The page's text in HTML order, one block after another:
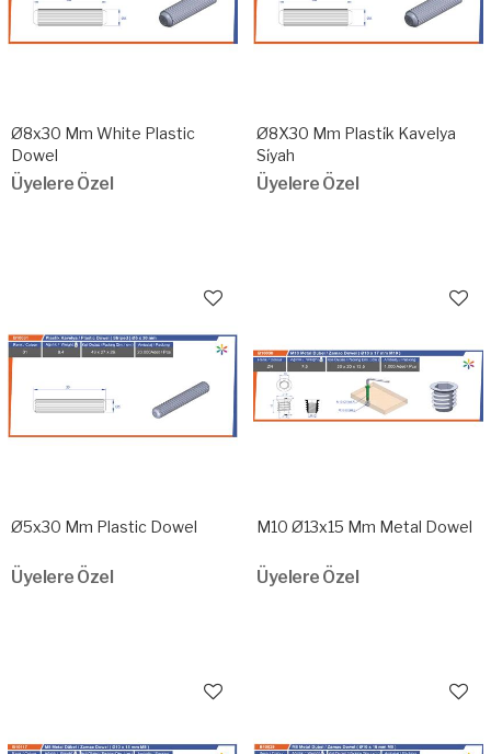
Ø8x30 Mm White Plastic
Dowel
Üyelere Özel
Ø8X30 Mm Plasti̇k Kavelya
Si̇yah
Üyelere Özel
Ø5x30 Mm Plastic Dowel
Üyelere Özel
M10 Ø13x15 Mm Metal Dowel
Üyelere Özel